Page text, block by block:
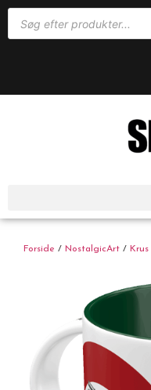
Forside / NostalgicArt / Krus